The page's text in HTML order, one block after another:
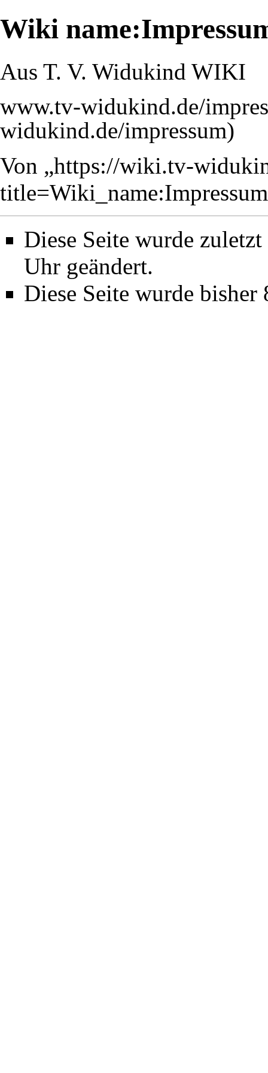
Wiki
Aus T. V. Widukind WIKI
www.tv-widukind.de/
Von „https://wiki.tv-
Diese Seite wurde
Uhr geändert.
Diese Seite wurde